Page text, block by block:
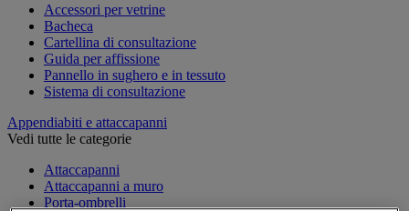
Accessori per vetrine
Bacheca
Cartellina di consultazione
Guida per affissione
Pannello in sughero e in tessuto
Sistema di consultazione
Appendiabiti e attaccapanni
Vedi tutte le categorie
Attaccapanni
Attaccapanni a muro
Porta-ombrelli